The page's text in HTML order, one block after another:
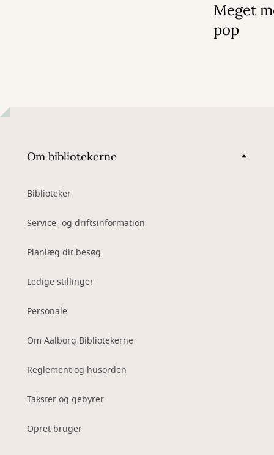
Meget
pop
Om bibliotekerne
Biblioteker
Service- og driftsinformation
Planlæg dit besøg
Ledige stillinger
Personale
Om Aalborg Bibliotekerne
Reglement og husorden
Takster og gebyrer
Opret bruger